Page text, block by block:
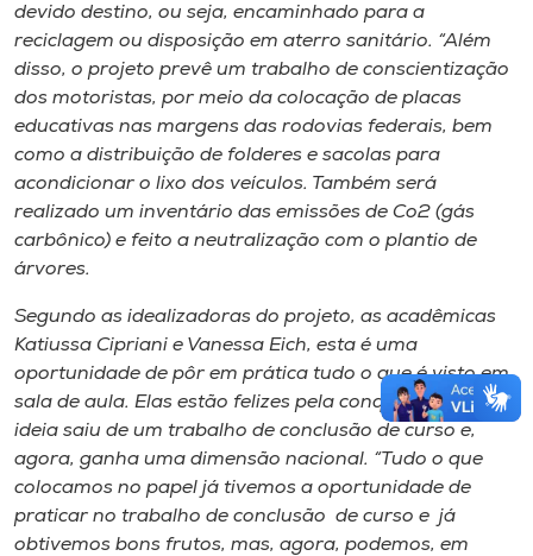
devido destino, ou seja, encaminhado para a
reciclagem ou disposição em aterro sanitário. “Além
disso, o projeto prevê um trabalho de conscientização
dos motoristas, por meio da colocação de placas
educativas nas margens das rodovias federais, bem
como a distribuição de folderes e sacolas para
acondicionar o lixo dos veículos. Também será
realizado um inventário das emissões de Co2 (gás
carbônico) e feito a neutralização com o plantio de
árvores.
Segundo as idealizadoras do projeto, as acadêmicas
Katiussa Cipriani e Vanessa Eich, esta é uma
oportunidade de pôr em prática tudo o que é visto em
sala de aula. Elas estão felizes pela conquista, pois a
ideia saiu de um trabalho de conclusão de curso e,
agora, ganha uma dimensão nacional. “Tudo o que
colocamos no papel já tivemos a oportunidade de
praticar no trabalho de conclusão de curso e já
obtivemos bons frutos, mas, agora, podemos, em